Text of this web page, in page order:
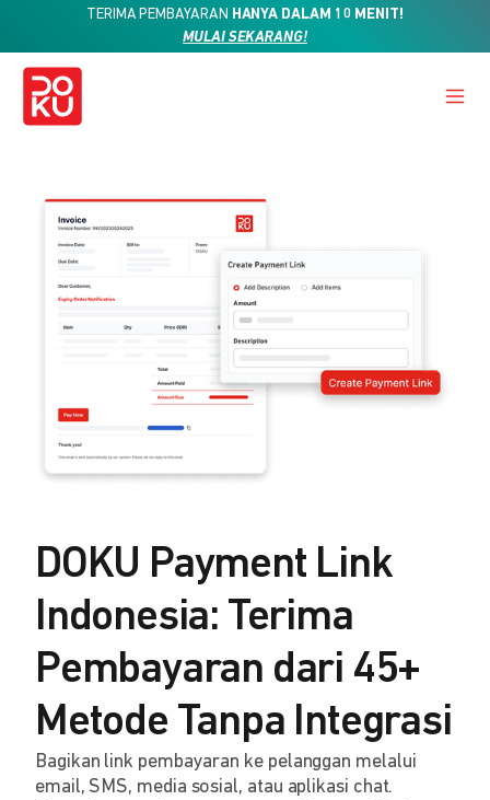
TERIMA PEMBAYARAN HANYA DALAM 10 MENIT!
MULAI SEKARANG!
DOKU Payment Link
Indonesia: Terima
Pembayaran dari 45+
Metode Tanpa Integrasi
Bagikan link pembayaran ke pelanggan melalui
email, SMS, media sosial, atau aplikasi chat.